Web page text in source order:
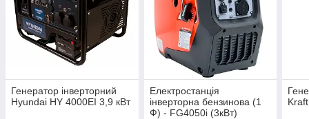
Генератор інверторний
Hyundai HY 4000EI 3,9 кВт
Електростанція
інверторна бензинова (1
Ф) - FG4050i (3кВт)